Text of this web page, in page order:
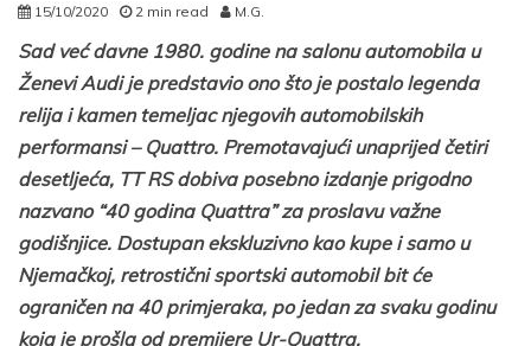
15/10/2020 2 min read M.G.
Sad već davne 1980. godine na salonu automobila u
Ženevi Audi je predstavio ono što je postalo legenda
relija i kamen temeljac njegovih automobilskih
performansi – Quattro. Premotavajući unaprijed četiri
desetljeća, TT RS dobiva posebno izdanje prigodno
nazvano “40 godina Quattra” za proslavu važne
godišnjice. Dostupan ekskluzivno kao kupe i samo u
Njemačkoj, retrostični sportski automobil bit će
ograničen na 40 primjeraka, po jedan za svaku godinu
koja je prošla od premijere Ur-Quattra.